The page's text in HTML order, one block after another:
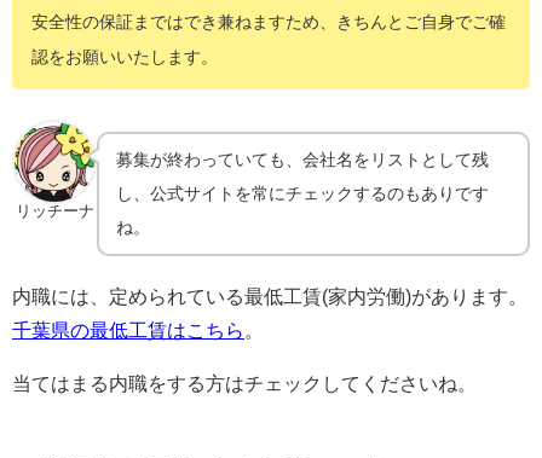
安全性の保証まではでき兼ねますため、きちんとご自身でご確
認をお願いいたします。
リッチーナ
募集が終わっていても、会社名をリストとして残
し、公式サイトを常にチェックするのもありです
ね。
内職には、定められている最低工賃(家内労働)があります。
千葉県の最低工賃はこちら
当てはまる内職をする方はチェックしてくださいね。